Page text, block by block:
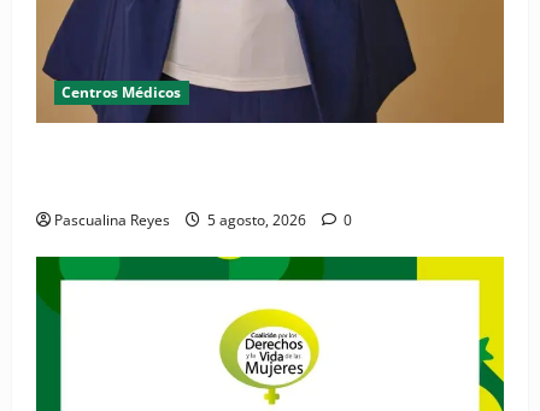
Centros Médicos
Pascualina Reyes 5 agosto, 2026 0